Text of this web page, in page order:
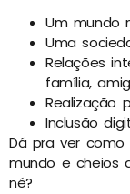
Um mundo
Uma
Relações
família,
Realização
Inclusão
Dá pra ver
mundo e cheios
né?